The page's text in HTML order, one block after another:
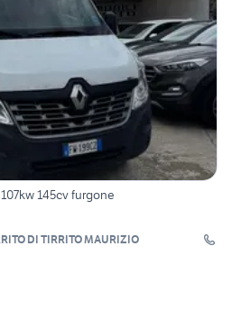
145cv furgone
DI TIRRITO MAURIZIO